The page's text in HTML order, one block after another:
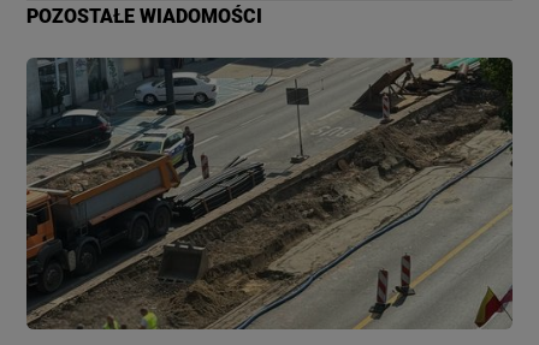
POZOSTAŁE WIADOMOŚCI